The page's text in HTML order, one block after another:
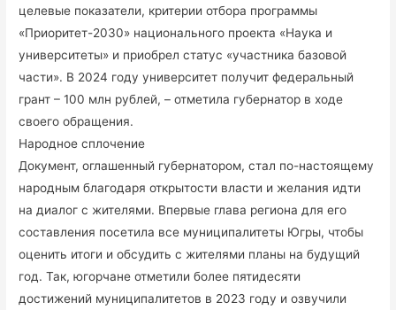
целевые показатели, критерии отбора программы
«Приоритет-2030» национального проекта «Наука и
университеты» и приобрел статус «участника базовой
части». В 2024 году университет получит федеральный
грант – 100 млн рублей, – отметила губернатор в ходе
своего обращения.
Народное сплочение
Документ, оглашенный губернатором, стал по-настоящему
народным благодаря открытости власти и желания идти
на диалог с жителями. Впервые глава региона для его
составления посетила все муниципалитеты Югры, чтобы
оценить итоги и обсудить с жителями планы на будущий
год. Так, югорчане отметили более пятидесяти
достижений муниципалитетов в 2023 году и озвучили